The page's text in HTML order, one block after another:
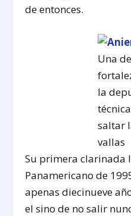
de entonces.
Una
la
saltar
vallas
Su primera clarinada
Panamericano de
apenas diecinueve
el sino de no salir